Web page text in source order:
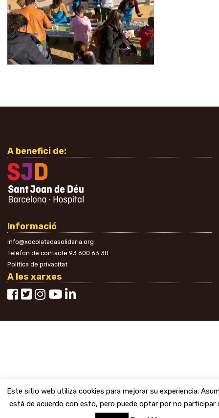
A benefici de:
Informació
info@xocolatadasolidaria.org
Telèfon de contacte 93 600 63 30
Política de privacitat
A les xarxes
Este sitio web utiliza cookies para mejorar su experiencia.
está de acuerdo con esto, pero puede optar por no participar